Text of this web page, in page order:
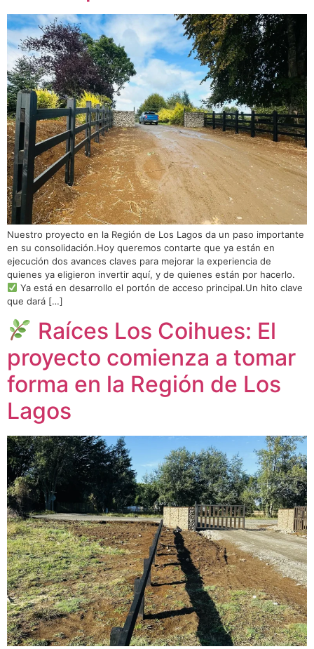
Nuestro proyecto en la Región de Los Lagos da un paso importante
en su consolidación.Hoy queremos contarte que ya están en
ejecución dos avances claves para mejorar la experiencia de
quienes ya eligieron invertir aquí, y de quienes están por hacerlo.
Ya está en desarrollo el portón de acceso principal.Un hito clave
que dará […]
Raíces Los Coihues: El
proyecto comienza a tomar
forma en la Región de Los
Lagos